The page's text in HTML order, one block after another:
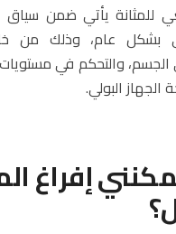
للمثانة يأتي ضمن
بشكل عام، وذلك من
والتحكم في مستويات
الجهاز البولي.
إفراغ